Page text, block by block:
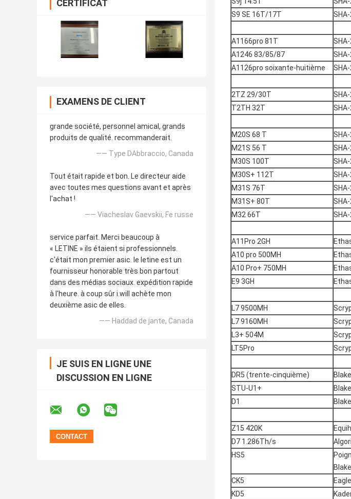
CERTIFICAT
EXAMENS DE CLIENT
grande société, personnel amical, grands
produits de qualité. recommanderait.
—— Type DAbbraccio, Canada
Tout était rapide et bon. Le directeur aide
avec toutes mes questions avant et après
l'achat !
—— Viacheslav Gaevskii, Fe russe
service parfait. Merci beaucoup à
« LETINE » ils étaient si professionnels.
c'était mon premier asic. le letine est un
fournisseur honorable très bon partout
dans des médias sociaux. expédition rapide
à l'heure. à coup sûr i.will achète mon
deuxième asic de elles.
—— Haddad de jante, Canada
JE SUIS EN LIGNE UNE
DISCUSSION EN LIGNE
S9 SE 16T/17T
A1166pro 81T
A1246 83/85/87
A1126pro soixante-huitième
2TZ 29/30T
T2TH 32T
M20S 68 T
M21S 56 T
M30S 100T
M30S+ 112T
M31S 76T
M31S+ 80T
M32 66T
A11Pro 2GH
A10 pro 500MH
A10 Pro+ 750MH
E9 3GH
L7 9500MH
L7 9160MH
L3+ 504M
LT5Pro
DR5 (trente-cinquième)
STU-U1+
D1
Z15 420K
D7 1.286Th/s
HS5
CK5
KD5